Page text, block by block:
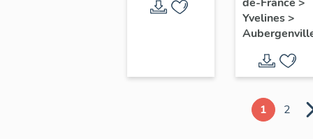
Albert 1er
Yvelines>
1 2